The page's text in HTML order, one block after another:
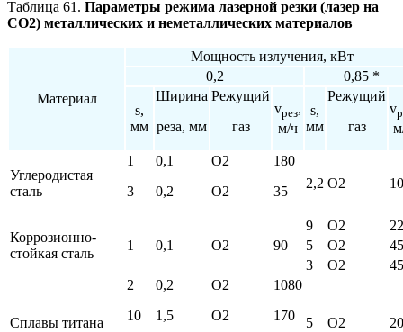
Таблица 61. Параметры режима лазерной резки (лазер на
СО2) металлических и неметаллических материалов
Материал
Мощность излучения, кВт
0,2
0,85 *
s,
мм
Ширина
реза, мм
Режущий
газ
vрез,
м/ч
s,
мм
Режущий
газ
v
Углеродистая
сталь
1
3
0,1
0,2
О2
О2
180
35
2,2 О2
Коррозионно-
стойкая сталь
1 0,1 О2 90
9 О2
22
5
О2
45
3
О2 45
Сплавы титана
2
10
0,2
1,5
О2
О2
1080
170
5 О2